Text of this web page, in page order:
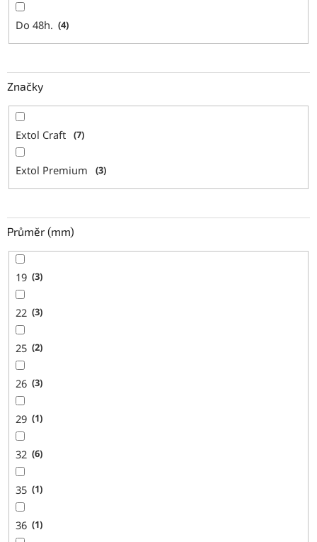
Do 48h. 4
Značky
Extol Craft 7
Extol Premium 3
Průměr (mm)
19 3
22 3
25 2
26 3
29 1
32 6
35 1
36 1